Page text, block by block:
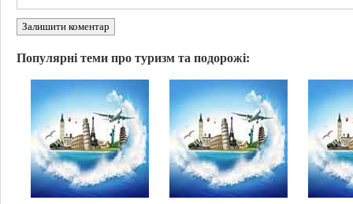
Залишити коментар
Популярні теми про туризм та подорожі: